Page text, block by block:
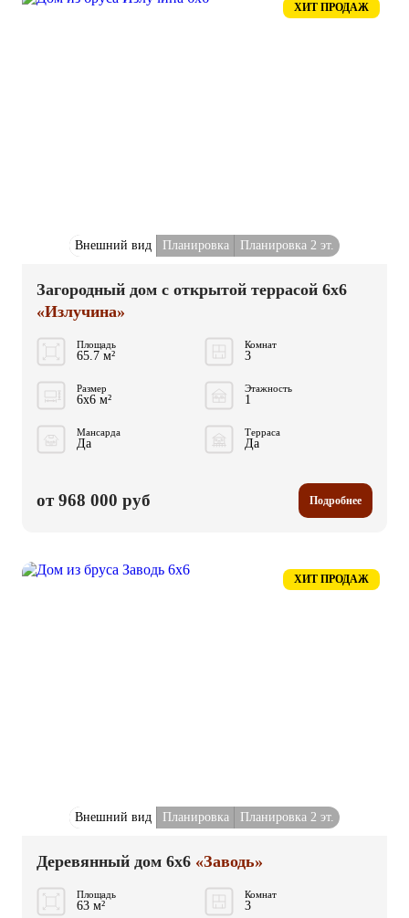
ХИТ ПРОДАЖ
Внешний вид Планировка Планировка 2 эт.
Загородный дом с открытой террасой 6x6
«Излучина»
Площадь
65.7 м²
Комнат
3
Размер
6x6 м²
Этажность
1
Мансарда
Да
Терраса
Да
от 968 000 руб Подробнее
ХИТ ПРОДАЖ
Внешний вид Планировка Планировка 2 эт.
Деревянный дом 6x6 «Заводь»
Площадь
63 м²
Комнат
3